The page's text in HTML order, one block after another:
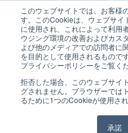
このウェブサイトでは、お客様
す。このCookieは、ウェブサイ
に使用され、これによって利用
ウジング環境の改善およびカス
よび他のメディアでの訪問者に
を目的として使用されるもので
プライバシーポリシーをご覧くだ
拒否した場合、このウェブサイ
グされません。ブラウザーでは
るために1つのCookieが使用され
承諾
住宅・不動産業
営業AI
Digimaは資料請求などの初